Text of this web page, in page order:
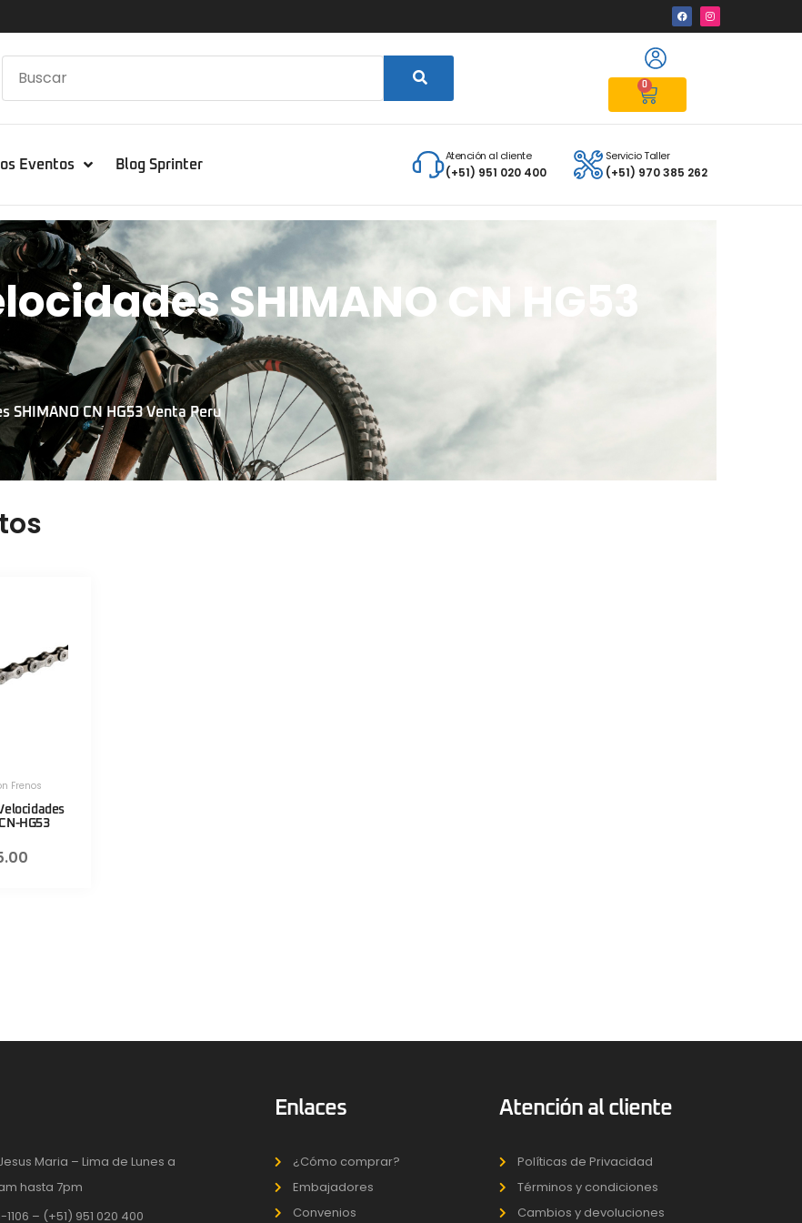
0
Eventos Blog Sprinter
Atención al cliente
(+51) 951 020 400
Servicio Taller
(+51) 970 385 262
SHIMANO CN HG53
SHIMANO CN HG53 Venta Peru
Frenos
HG53
Maria – Lima de Lunes a
hasta 7pm
– (+51) 951 020 400
Enlaces
¿Cómo comprar?
Embajadores
Convenios
Atención al cliente
Políticas de Privacidad
Términos y condiciones
Cambios y devoluciones